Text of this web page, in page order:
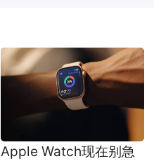
Apple Watch现在别急